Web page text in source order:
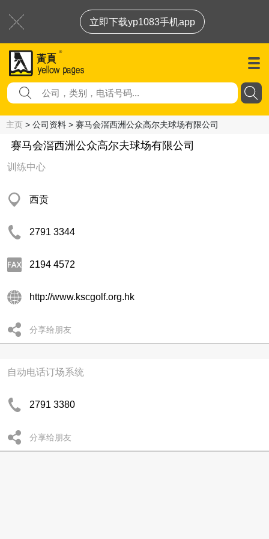
立即下载yp1083手机app
主页 > 公司资料 > 赛马会滘西洲公众高尔夫球场有限公司
赛马会滘西洲公众高尔夫球场有限公司
训练中心
西贡
2791 3344
2194 4572
http://www.kscgolf.org.hk
分享给朋友
自动电话订场系统
2791 3380
分享给朋友